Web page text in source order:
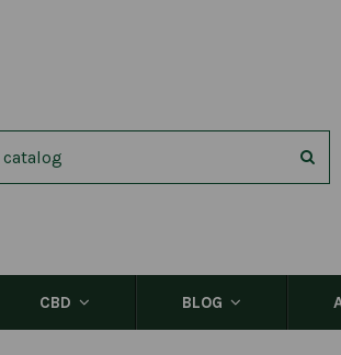
CBD BLOG